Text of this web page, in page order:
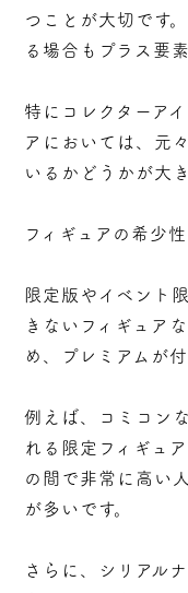
つことが大切です
る場合もプラス要
特にコレクターア
アにおいては、元
いるかどうかが大
フィギュアの希少
限定版やイベント
きないフィギュア
め、プレミアムが
例えば、コミコン
れる限定フィギュ
の間で非常に高い
が多いです。
さらに、シリアル